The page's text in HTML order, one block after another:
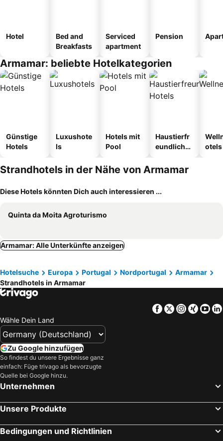
Hotel
Bed and
Breakfasts
Serviced
apartment
Pension
Armamar: beliebte Hotelkategorien
Günstige
Hotels
Luxushote
ls
Hotels mit
Pool
Haustierfr
eundliche
otels
Strandhotels in der Nähe von Armamar
Diese Hotels könnten Dich auch interessieren ...
Quinta da Moita Agroturismo
Armamar: Alle Unterkünfte anzeigen
Hotelsuche Europa Portugal Nordportugal
Armamar
Strandhotels in Armamar
Facebook
TwitterXing
Wähle Dein Land
Zu Google hinzufügen
So findest du unsere Ergebnisse ganz
einfach: Füge trivago als bevorzugte
Quelle bei Google hinzu.
Unternehmen
Unsere Produkte
Bedingungen und Richtlinien